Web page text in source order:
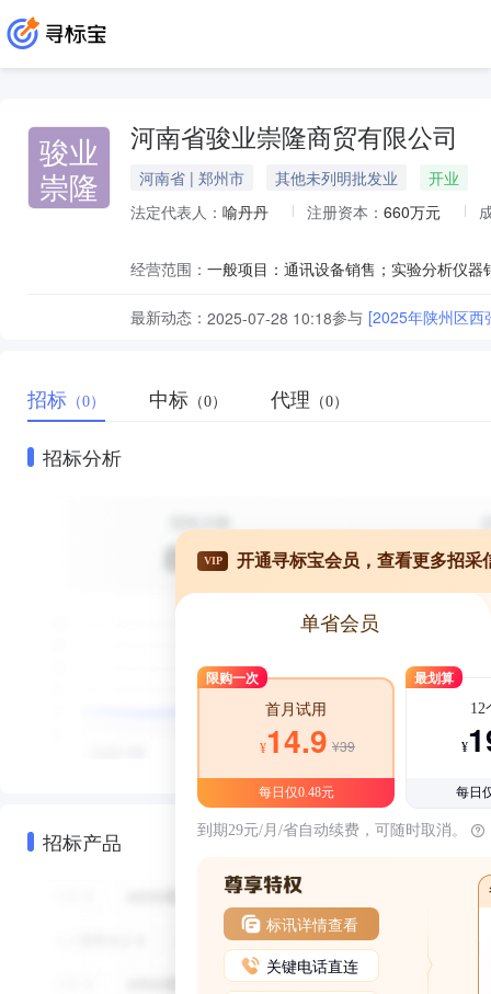
骏业
崇隆
河南省骏业崇隆商贸有限公司
河南省 | 郑州市 其他未列明批发业
开业
法定代表人： 喻丹丹 注册资本： 660万元
经营范围：
最新动态： 2025-07-28 10:18参与 [2025年陕州区西
招标 （0） 中标 （0） 代理 （0）
招标分析
招标产品
VIP 开通寻标宝会员，查看更多招采
单省会员
限购一次
首月试用
¥14.9 ¥39
每日仅0.48元
最划算
12
¥
每日
到期29元/月/省自动续费，可随时取消。
标讯详情查看
关键电话直连